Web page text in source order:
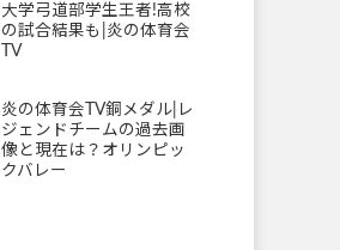
大学弓道部学生王者!高校
の試合結果も|炎の体育会
TV
炎の体育会TV銅メダル|レ
ジェンドチームの過去画
像と現在は？オリンピッ
クバレー